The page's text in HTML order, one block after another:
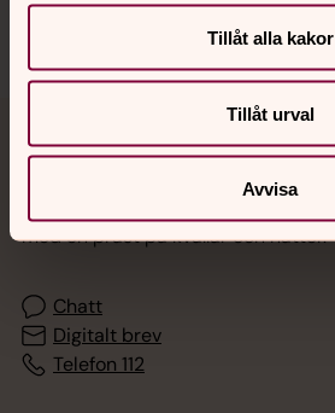
Tillåt alla kakor
Tillåt urval
Avvisa
Jourhavande präst
med en präst på kvällar och nätter.
Chatt
Digitalt brev
Telefon 112